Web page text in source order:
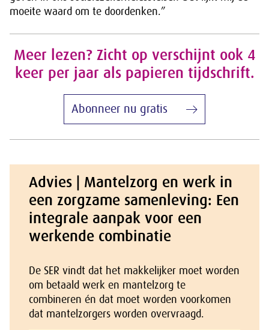
moeite waard om te doordenken.”
Meer lezen? Zicht op verschijnt ook 4
keer per jaar als papieren tijdschrift.
Abonneer nu gratis
Advies | Mantelzorg en werk in
een zorgzame samenleving: Een
integrale aanpak voor een
werkende combinatie
De SER vindt dat het makkelijker moet worden
om betaald werk en mantelzorg te
combineren én dat moet worden voorkomen
dat mantelzorgers worden overvraagd.